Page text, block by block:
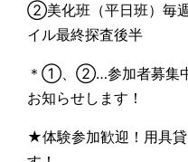
②美化班（平日班）毎
イル最終探査後半
＊①、②…参加者募集中
お知らせします！
★体験参加歓迎！用具